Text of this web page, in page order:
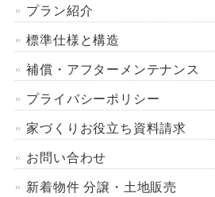
プラン紹介
標準仕様と構造
補償・アフターメンテナンス
プライバシーポリシー
家づくりお役立ち資料請求
お問い合わせ
新着物件 分譲・土地販売